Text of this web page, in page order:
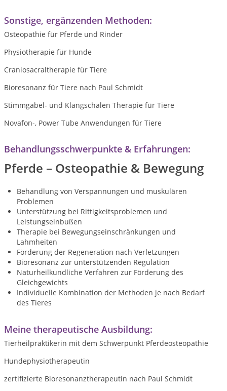
Sonstige, ergänzenden Methoden:
Osteopathie für Pferde und Rinder
Physiotherapie für Hunde
Craniosacraltherapie für Tiere
Bioresonanz für Tiere nach Paul Schmidt
Stimmgabel- und Klangschalen Therapie für Tiere
Novafon-, Power Tube Anwendungen für Tiere
Behandlungsschwerpunkte & Erfahrungen:
Pferde – Osteopathie & Bewegung
Behandlung von Verspannungen und muskulären
Problemen
Unterstützung bei Rittigkeitsproblemen und
Leistungseinbußen
Therapie bei Bewegungseinschränkungen und
Lahmheiten
Förderung der Regeneration nach Verletzungen
Bioresonanz zur unterstützenden Regulation
Naturheilkundliche Verfahren zur Förderung des
Gleichgewichts
Individuelle Kombination der Methoden je nach Bedarf
des Tieres
Meine therapeutische Ausbildung:
Tierheilpraktikerin mit dem Schwerpunkt Pferdeosteopathie
Hundephysiotherapeutin
zertifizierte Bioresonanztherapeutin nach Paul Schmidt